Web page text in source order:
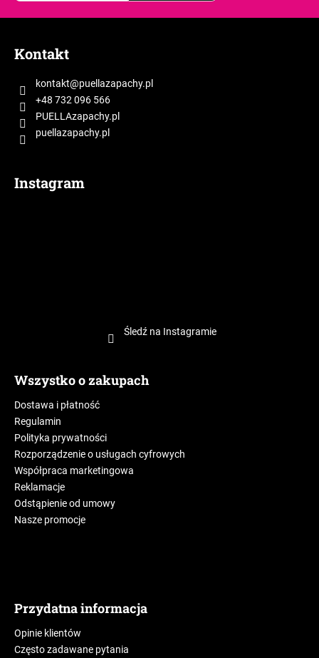
Kontakt
kontakt@puellazapachy.pl
+48 732 096 566
PUELLAzapachy.pl
puellazapachy.pl
Instagram
Śledź na Instagramie
Wszystko o zakupach
Dostawa i płatność
Regulamin
Polityka prywatności
Rozporządzenie o usługach cyfrowych
Współpraca marketingowa
Reklamacje
Odstąpienie od umowy
Nasze promocje
Przydatna informacja
Opinie klientów
Często zadawane pytania